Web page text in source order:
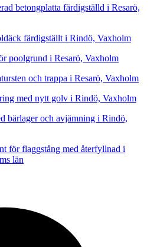
betongplatta färdigställd i Resarö,
färdigställt i Rindö, Vaxholm
poolgrund i Resarö, Vaxholm
och trappa i Resarö, Vaxholm
med nytt golv i Rindö, Vaxholm
bärlager och avjämning i Rindö,
för flaggstång med återfyllnad i
län